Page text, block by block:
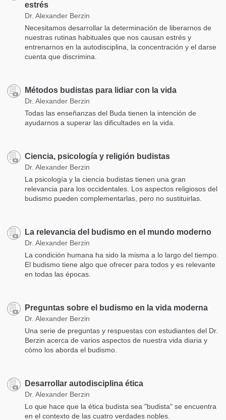
estrés
Dr. Alexander Berzin
Necesitamos desarrollar la determinación de liberarnos de
nuestras rutinas habituales que nos causan estrés y
entrenarnos en la autodisciplina, la concentración y el darse
cuenta que discrimina.
Métodos budistas para lidiar con la vida
Dr. Alexander Berzin
Todas las enseñanzas del Buda tienen la intención de
ayudarnos a superar las dificultades en la vida.
Ciencia, psicología y religión budistas
Dr. Alexander Berzin
La psicología y la ciencia budistas tienen una gran
relevancia para los occidentales. Los aspectos religiosos del
budismo pueden complementarlas, pero no sustituirlas.
La relevancia del budismo en el mundo moderno
Dr. Alexander Berzin
La condición humana ha sido la misma a lo largo del tiempo.
El budismo tiene algo que ofrecer para todos y es relevante
en todas las épocas.
Preguntas sobre el budismo en la vida moderna
Dr. Alexander Berzin
Una serie de preguntas y respuestas con estudiantes del Dr.
Berzin acerca de varios aspectos de nuestra vida diaria y
cómo los aborda el budismo.
Desarrollar autodisciplina ética
Dr. Alexander Berzin
Lo que hace que la ética budista sea "budista" se encuentra
en el contexto de las cuatro verdades nobles.